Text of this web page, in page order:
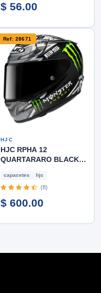
$ 56.00
Ref: 28671
HJC
HJC RPHA 12
QUARTARARO BLACK
capacetes hjc
(8)
$ 600.00